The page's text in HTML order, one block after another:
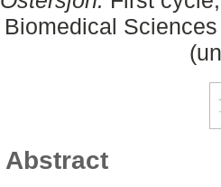
Biomedical
Abstract